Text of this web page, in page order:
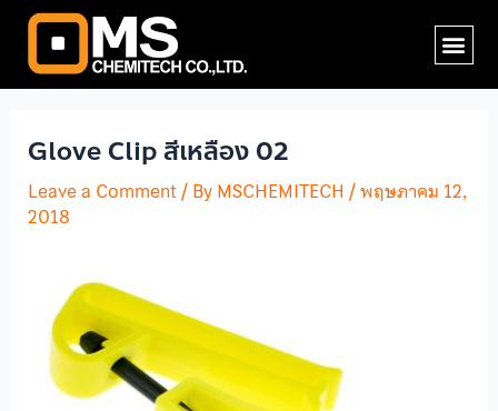
Skip
content
Glove Clip สีเหลือง 02
Leave a Comment/ ByMSCHEMITECH /พฤษภาคม 12,
2018
Post
navigation